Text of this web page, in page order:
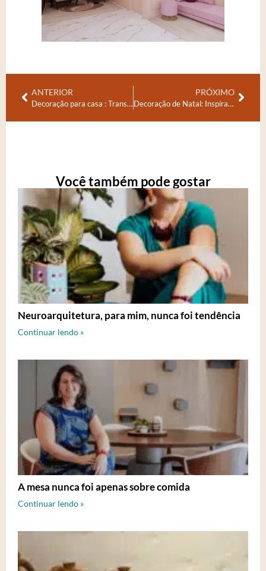
ANTERIOR
Decoração para casa : Transforme Seu Espaço com os acessórios
PRÓXIMO
Decoração de Natal: Inspirações para Deixar sua Casa Aconchegante
Você também pode gostar
Neuroarquitetura, para mim, nunca foi tendência
Continuar lendo »
A mesa nunca foi apenas sobre comida
Continuar lendo »